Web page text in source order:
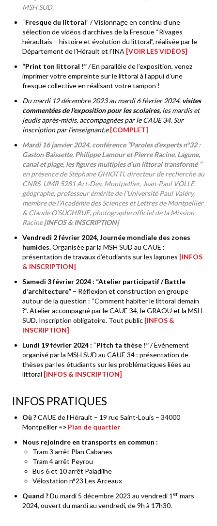
MSH SUD.
“Fresque du littoral” / Visionnage en continu d’une
sélection de vidéos d’archives de la Fresque “Rivages
héraultais – histoire et évolution du littoral”, réalisée par le
Département de l’Hérault et l’INA [VOIR LES VIDÉOS]
“Print ton littoral !”/ En parallèle de l’exposition, venez
imprimer votre empreinte sur le littoral à l’appui d’une
fresque collective en réalisant votre tampon !
Du mardi 12 décembre 2023 au mardi 6 février 2024, visites
commentées de l’exposition pour les scolaires, les mardis et
jeudis après-midis, accompagnées par le CAUE 34. Sur
inscription par l’enseignant.e[COMPLET]
Mardi 16 janvier 2024, conférence “Paroles d’experts n°32 :
Gaston Baissette, Philippe Lamour et Pierre Racine. Lagune,
canal et plage, les figures multiples d’un littoral transformé ”
en présence de Stéphane GHIOTTI, directeur de recherche au
CNRS, UMR 5281 Art-Dev, Montpellier, Jean-Paul VOLLE,
géographe, professeur émérite de l’Université Paul Valéry,
membre de l’Académie des Sciences et Lettres de Montpellier
& Claude O’SUGHRUE, photographe officiel de la Mission
Racine[INFOS & INSCRIPTION]
Vendredi 2 février 2024, Journée mondiale des zones
humides.Organisée par la MSH SUD au CAUE :
présentation de travaux d’étudiants sur les lagunes [INFOS
& INSCRIPTION]
Samedi 3 février 2024 : “Atelier participatif / Battle
d’architecture” – Réflexion et construction en groupe
autour de la question : “Comment habiter le littoral demain
?”. Atelier accompagné par le CAUE 34, le GRAOU et la MSH
SUD. Inscription obligatoire. Tout public [INFOS &
INSCRIPTION]
Lundi 19 février 2024 : “Pitch ta thèse !”/ Événement
organisé par la MSH SUD au CAUE 34 : présentation de
thèses par les étudiants sur les problématiques liées au
littoral [INFOS & INSCRIPTION]
INFOS PRATIQUES
Où ?CAUE de l’Hérault – 19 rue Saint-Louis – 34000
Montpellier => Plan de quartier
Nous rejoindre en transports en commun :
Tram 3 arrêt Plan Cabanes
Tram 4 arrêt Peyrou
Bus 6 et 10 arrêt Paladilhe
Vélostation n°23 Les Arceaux
Quand ?Du mardi 5 décembre 2023 au vendredi 1 er mars
2024, ouvert du mardi au vendredi, de 9h à 17h30.